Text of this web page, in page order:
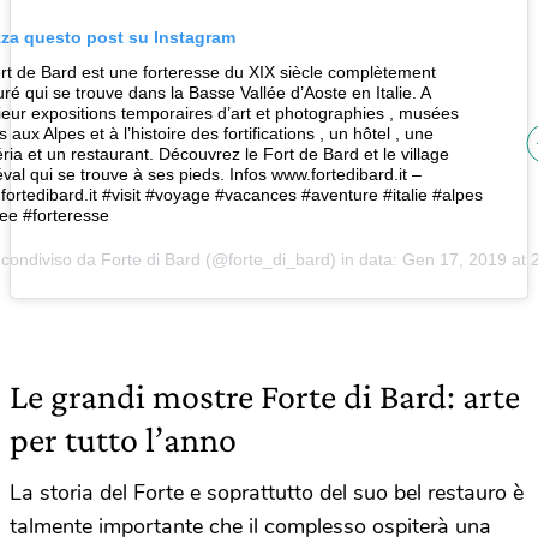
questo post su Instagram
de Bard est une forteresse du XIX siècle complètement
qui se trouve dans la Basse Vallée d’Aoste en Italie. A
expositions temporaires d’art et photographies , musées
aux Alpes et à l’histoire des fortifications , un hôtel , une
et un restaurant. Découvrez le Fort de Bard et le village
qui se trouve à ses pieds. Infos www.fortedibard.it –
#visit #voyage #vacances #aventure #italie #alpes
#forteresse
da Forte di Bard (@forte_di_bard) in data: Gen 17, 2019 at
Le grandi mostre Forte di Bard: arte
per tutto l’anno
La storia del Forte e soprattutto del suo bel restauro è
talmente importante che il complesso ospiterà una